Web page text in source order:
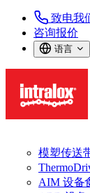
致电我
咨询报价
语言
模塑传送
AIM 设备